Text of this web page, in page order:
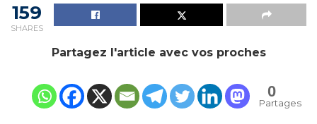
159
SHARES
Partagez l'article avec vos proches
0
Partages